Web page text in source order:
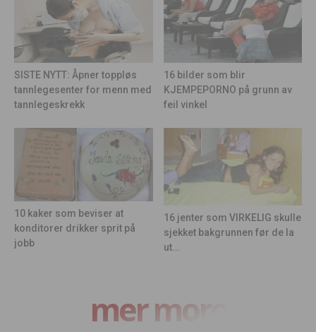
SISTE NYTT: Åpner toppløs
tannlegesenter for menn med
tannlegeskrekk
16 bilder som blir
KJEMPEPORNO på grunn av
feil vinkel
10 kaker som beviser at
konditorer drikker sprit på
jobb
16 jenter som VIRKELIG skulle
sjekket bakgrunnen før de la
ut...
mer moro